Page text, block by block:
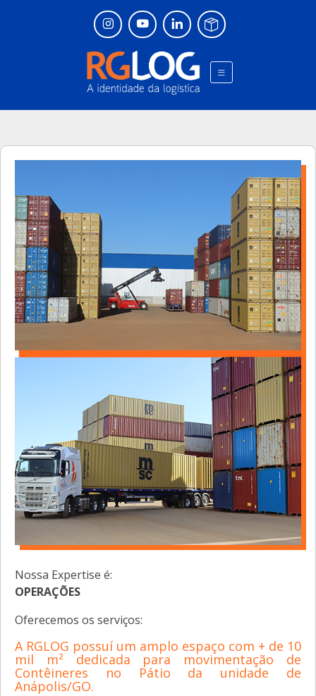
Nossa Expertise é:
OPERAÇÕES
Oferecemos os serviços:
A RGLOG possuí um amplo espaço com + de 10
mil m² dedicada para movimentação de
Contêineres no Pátio da unidade de
Anápolis/GO.